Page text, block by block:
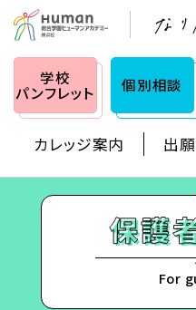
学校
パンフレット 個別相談
カレッジ案内 出
For